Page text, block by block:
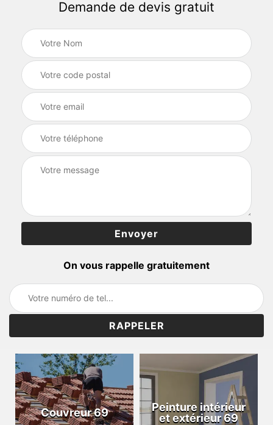
Demande de devis gratuit
On vous rappelle gratuitement
Couvreur 69
Peinture intérieur
et extérieur 69